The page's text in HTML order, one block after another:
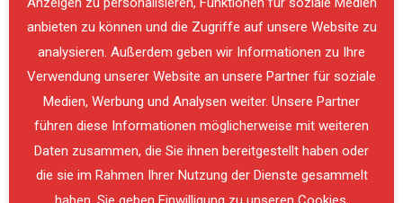
PREVIOUS
anbieten zu können und die Zugriffe auf unsere Website zu
analysieren. Außerdem geben wir Informationen zu Ihre
Verwendung unserer Website an unsere Partner für soziale
Medien, Werbung und Analysen weiter. Unsere Partner
führen diese Informationen möglicherweise mit weiteren
Daten zusammen, die Sie ihnen bereitgestellt haben oder
die sie im Rahmen Ihrer Nutzung der Dienste gesammelt